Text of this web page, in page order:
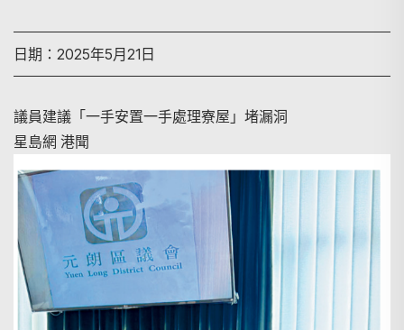
日期：2025年5月21日
議員建議「一手安置一手處理寮屋」堵漏洞
星島網 港聞